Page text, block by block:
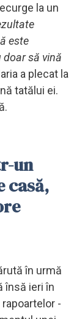
la un
este
să vină
a plecat la
tatălui ei.
un
casă,
în urmă
însă ieri în
-